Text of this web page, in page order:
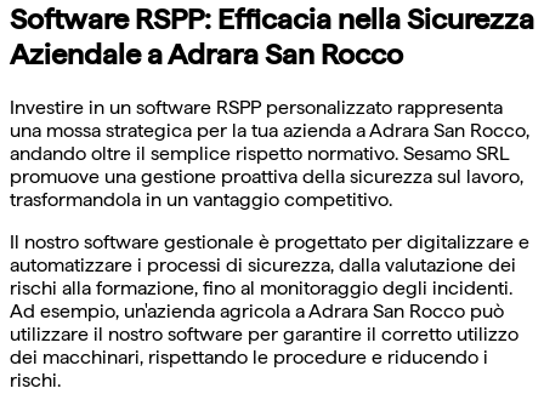
Software RSPP: Efficacia nella Sicurezza
Aziendale a Adrara San Rocco
Investire in un software RSPP personalizzato rappresenta
una mossa strategica per la tua azienda a Adrara San Rocco,
andando oltre il semplice rispetto normativo. Sesamo SRL
promuove una gestione proattiva della sicurezza sul lavoro,
trasformandola in un vantaggio competitivo.
Il nostro software gestionale è progettato per digitalizzare e
automatizzare i processi di sicurezza, dalla valutazione dei
rischi alla formazione, fino al monitoraggio degli incidenti.
Ad esempio, un'azienda agricola a Adrara San Rocco può
utilizzare il nostro software per garantire il corretto utilizzo
dei macchinari, rispettando le procedure e riducendo i
rischi.